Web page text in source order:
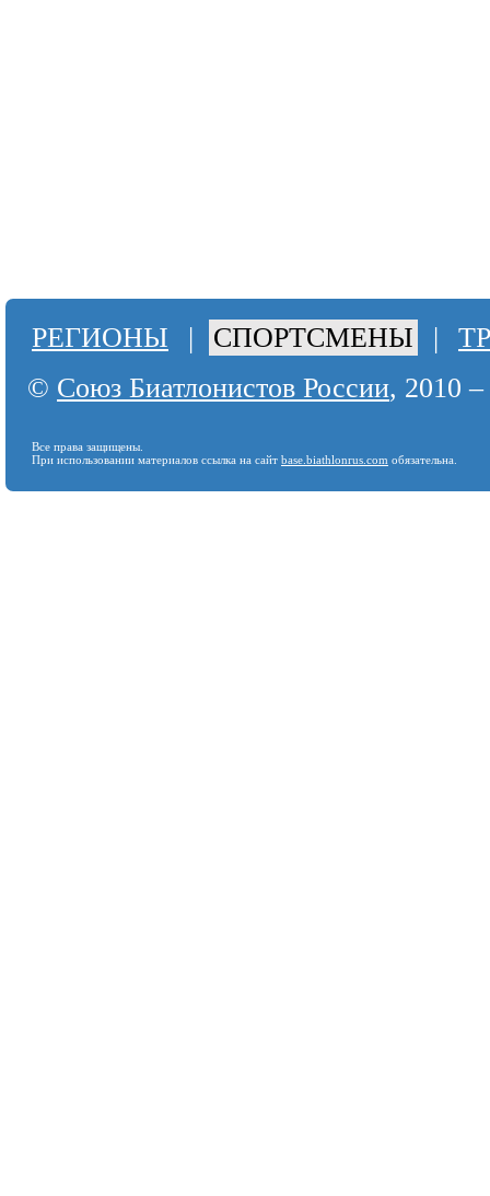
РЕГИОНЫ | СПОРТСМЕНЫ |
© Союз Биатлонистов России, 2010
Все права защищены.
При использовании материалов ссылка на сайт base.biathlonrus.com обязательна.